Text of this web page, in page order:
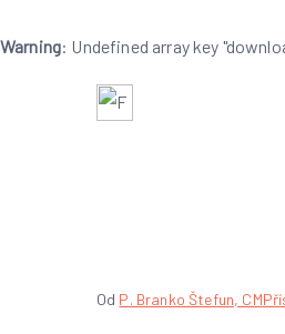
Warning: Undefined array key
Od P. Branko Štefun, CM